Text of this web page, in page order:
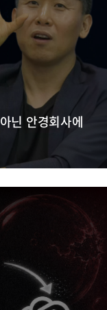
닌 안경회사에